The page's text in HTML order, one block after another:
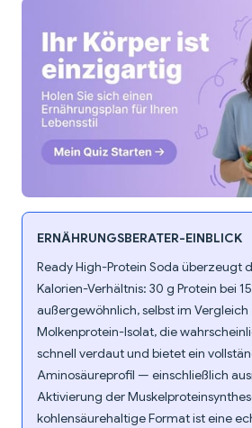
ERNÄHRUNGSBERATER-EINBLICK
Ready High-Protein Soda überzeugt
Kalorien-Verhältnis: 30 g Protein bei
außergewöhnlich, selbst im Vergleich
Molkenprotein-Isolat, die
schnell verdaut und bietet ein
Aminosäureprofil — einschließlich
Aktivierung der
kohlensäurehaltige Format ist eine